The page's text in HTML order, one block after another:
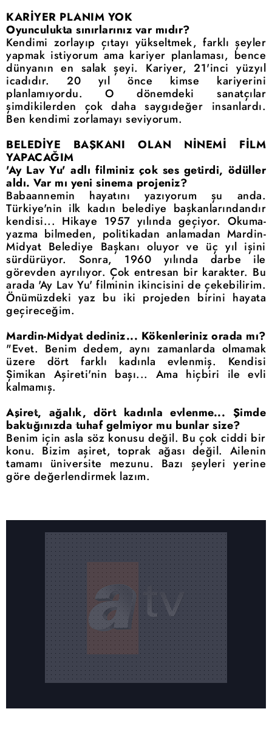
KARİYER PLANIM YOK
Oyunculukta sınırlarınız var mıdır?
Kendimi zorlayıp çıtayı yükseltmek, farklı şeyler
yapmak istiyorum ama kariyer planlaması, bence
dünyanın en salak şeyi. Kariyer, 21'inci yüzyıl
icadıdır. 20 yıl önce kimse kariyerini
planlamıyordu. O dönemdeki sanatçılar
şimdikilerden çok daha saygıdeğer insanlardı.
Ben kendimi zorlamayı seviyorum.
BELEDİYE BAŞKANI OLAN NİNEMİ FİLM
YAPACAĞIM
'Ay Lav Yu' adlı filminiz çok ses getirdi, ödüller
aldı. Var mı yeni sinema projeniz?
Babaannemin hayatını yazıyorum şu anda.
Türkiye'nin ilk kadın belediye başkanlarındandır
kendisi... Hikaye 1957 yılında geçiyor. Okuma-
yazma bilmeden, politikadan anlamadan Mardin-
Midyat Belediye Başkanı oluyor ve üç yıl işini
sürdürüyor. Sonra, 1960 yılında darbe ile
görevden ayrılıyor. Çok entresan bir karakter. Bu
arada 'Ay Lav Yu' filminin ikincisini de çekebilirim.
Önümüzdeki yaz bu iki projeden birini hayata
geçireceğim.
Mardin-Midyat dediniz... Kökenleriniz orada mı?
"Evet. Benim dedem, aynı zamanlarda olmamak
üzere dört farklı kadınla evlenmiş. Kendisi
Şimikan Aşireti'nin başı... Ama hiçbiri ile evli
kalmamış.
Aşiret, ağalık, dört kadınla evlenme... Şimde
baktığınızda tuhaf gelmiyor mu bunlar size?
Benim için asla söz konusu değil. Bu çok ciddi bir
konu. Bizim aşiret, toprak ağası değil. Ailenin
tamamı üniversite mezunu. Bazı şeyleri yerine
göre değerlendirmek lazım.